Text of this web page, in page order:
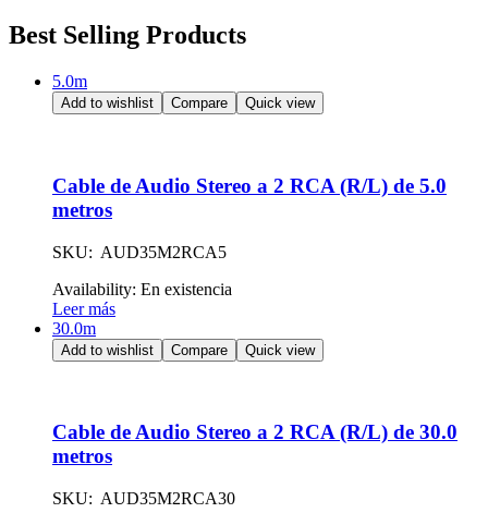
Best Selling Products
5.0m
Add to wishlist Compare Quick view
Cable de Audio Stereo a 2 RCA (R/L) de 5.0
metros
SKU: AUD35M2RCA5
Availability: En existencia
Leer más
30.0m
Add to wishlist Compare Quick view
Cable de Audio Stereo a 2 RCA (R/L) de 30.0
metros
SKU: AUD35M2RCA30